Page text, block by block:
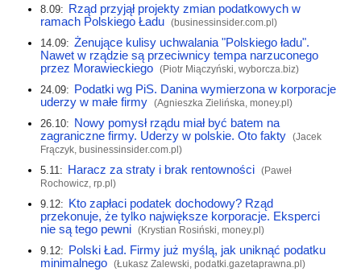
8.09: Rząd przyjął projekty zmian podatkowych w
ramach Polskiego Ładu (businessinsider.com.pl)
14.09: Żenujące kulisy uchwalania "Polskiego ładu".
Nawet w rządzie są przeciwnicy tempa narzuconego
przez Morawieckiego (Piotr Miączyński, wyborcza.biz)
24.09: Podatki wg PiS. Danina wymierzona w korporacje
uderzy w małe firmy (Agnieszka Zielińska, money.pl)
26.10: Nowy pomysł rządu miał być batem na
zagraniczne firmy. Uderzy w polskie. Oto fakty (Jacek
Frączyk, businessinsider.com.pl)
5.11: Haracz za straty i brak rentowności (Paweł
Rochowicz, rp.pl)
9.12: Kto zapłaci podatek dochodowy? Rząd
przekonuje, że tylko największe korporacje. Eksperci
nie są tego pewni (Krystian Rosiński, money.pl)
9.12: Polski Ład. Firmy już myślą, jak uniknąć podatku
minimalnego (Łukasz Zalewski, podatki.gazetaprawna.pl)